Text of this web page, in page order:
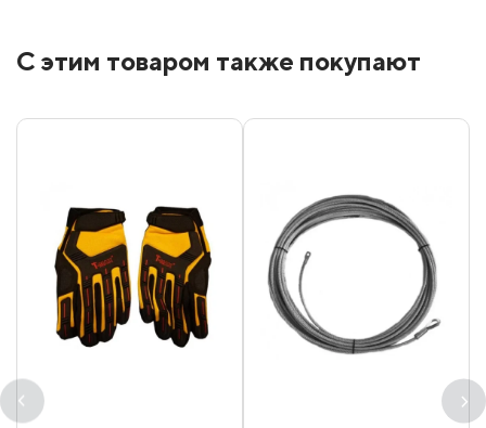
С этим товаром также покупают